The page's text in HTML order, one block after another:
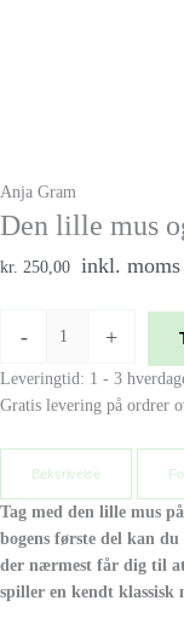
Anja Gram
Den lille mus
kr. 250,00 inkl. moms
- +
Leveringtid: 1 - 3
Gratis levering på ordrer
Beksrivelse
Tag med den lille mus
bogens første del kan
der nærmest får dig til
spiller en kendt klassisk